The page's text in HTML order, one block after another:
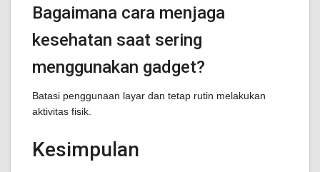
Bagaimana cara menjaga
kesehatan saat sering
menggunakan gadget?
Batasi penggunaan layar dan tetap rutin melakukan
aktivitas fisik.
Kesimpulan